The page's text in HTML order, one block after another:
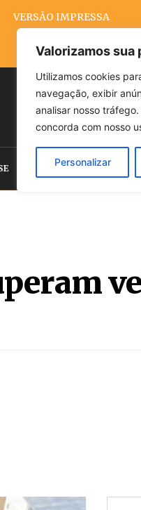
Valorizamos sua
Utilizamos cookies
navegação, exibir
analisar nosso
concorda com nosso
Personalizar
VERSÃO IMPRESSA
POLÍTICA